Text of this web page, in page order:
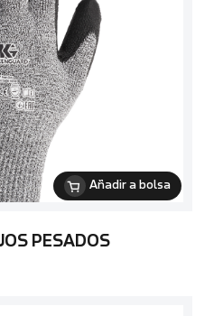
Añadir a bolsa
PESADOS